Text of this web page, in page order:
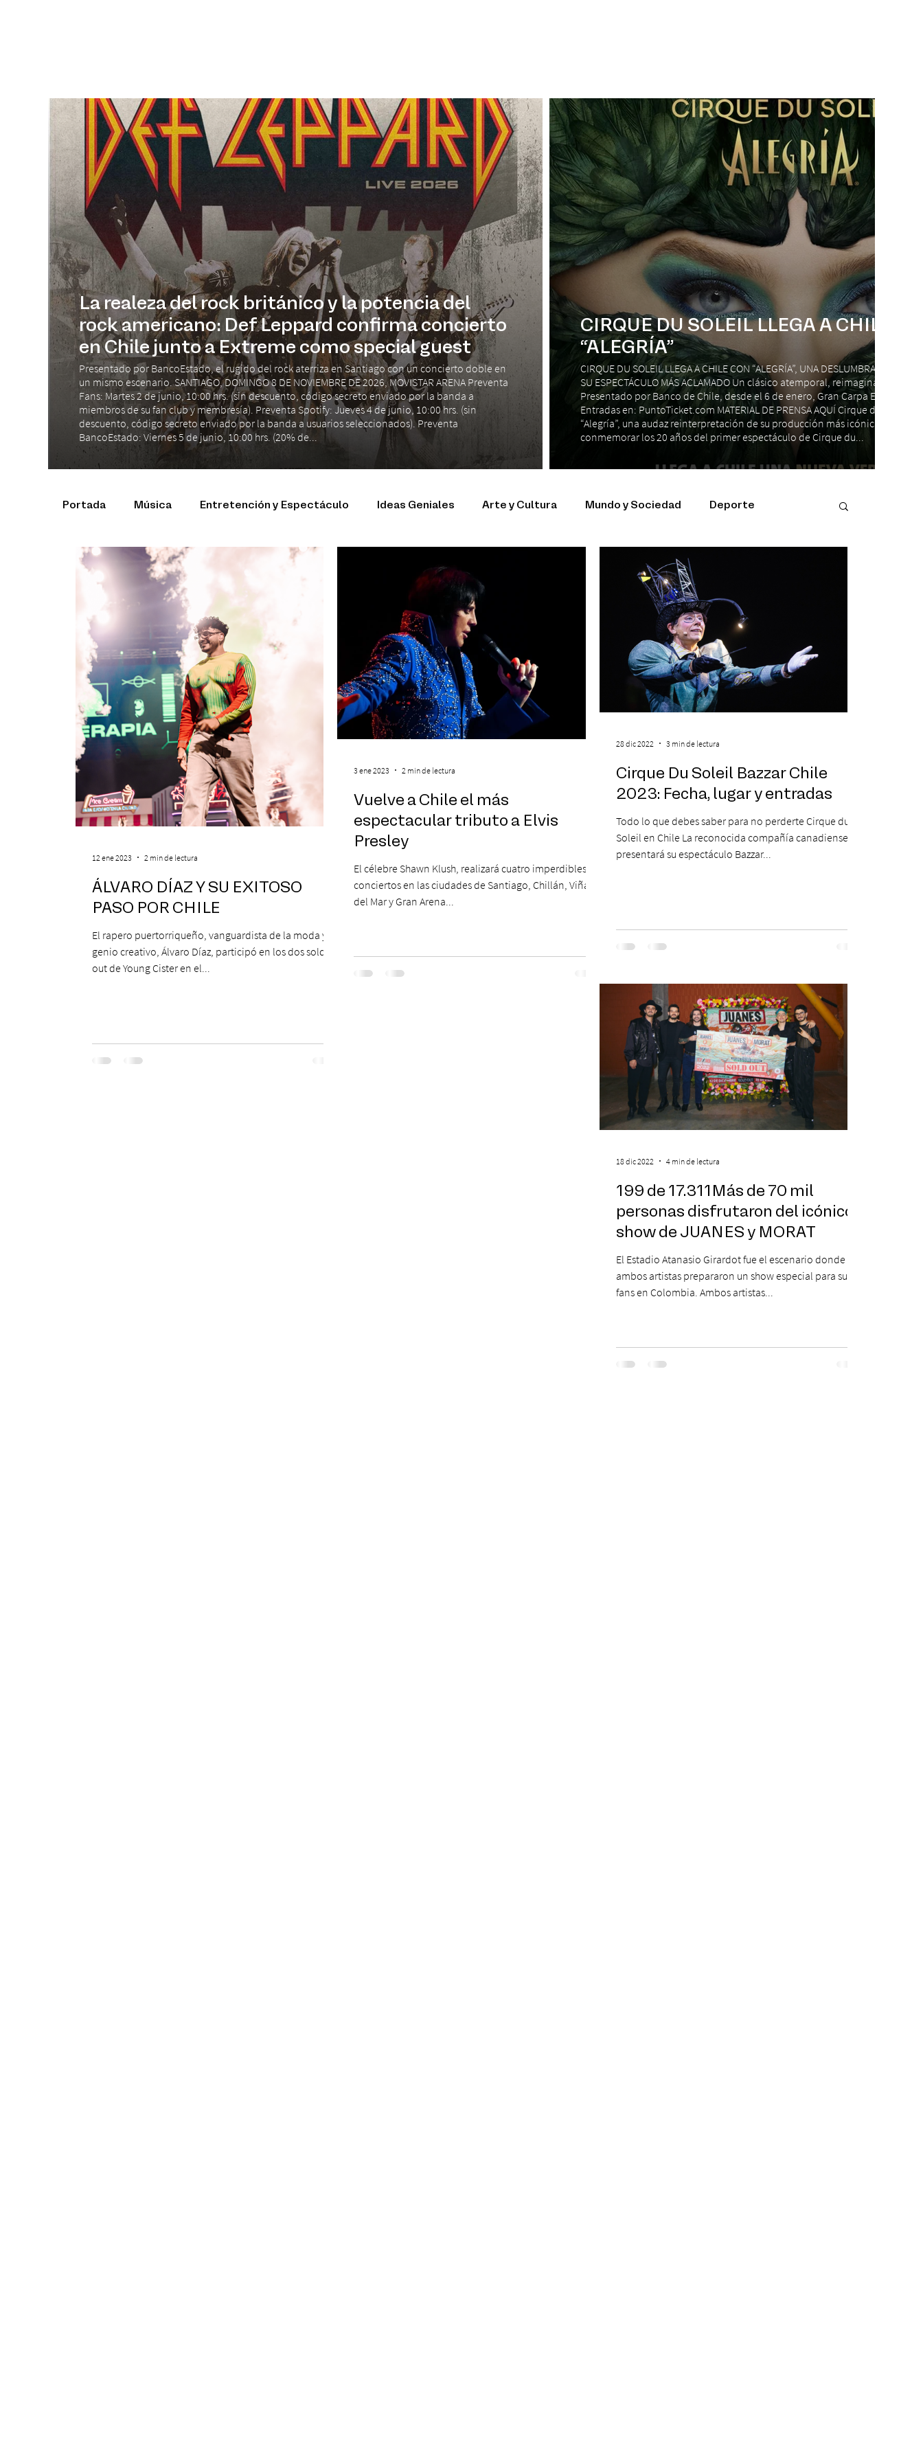
La realeza del rock británico y la potencia del
rock americano: Def Leppard confirma concierto
en Chile junto a Extreme como special guest
Presentado por BancoEstado, el rugido del rock aterriza en Santiago con un concierto doble en
un mismo escenario. SANTIAGO, DOMINGO 8 DE NOVIEMBRE DE 2026, MOVISTAR ARENA Preventa
Fans: Martes 2 de junio, 10:00 hrs. (sin descuento, código secreto enviado por la banda a
miembros de su fan club y membresía). Preventa Spotify: Jueves 4 de junio, 10:00 hrs. (sin
descuento, código secreto enviado por la banda a usuarios seleccionados). Preventa
BancoEstado: Viernes 5 de junio, 10:00 hrs. (20% de...
CIRQUE DU SOLEIL LLEGA A CHILE
“ALEGRÍA”
CIRQUE DU SOLEIL LLEGA A CHILE CON “ALEGRÍA”, UNA DESLUMBRANTE
SU ESPECTÁCULO MÁS ACLAMADO Un clásico atemporal, reimaginado para
Presentado por Banco de Chile, desde el 6 de enero, Gran Carpa Espacio
Entradas en: PuntoTicket.com MATERIAL DE PRENSA AQUÍ Cirque du Soleil
“Alegría”, una audaz reinterpretación de su producción más icónica,
conmemorar los 20 años del primer espectáculo de Cirque du...
Portada Música Entretención y Espectáculo Ideas Geniales Arte y Cultura Mundo y Sociedad Deporte
Productos y Marcas
ÁLVARO DÍAZ Y SU EXITOSO
PASO POR CHILE
El rapero puertorriqueño, vanguardista de la moda y
genio creativo, Álvaro Díaz, participó en los dos sold
out de Young Cister en el...
12 ene 2023 2 min de lectura
Vuelve a Chile el más
espectacular tributo a Elvis
Presley
El célebre Shawn Klush, realizará cuatro imperdibles
conciertos en las ciudades de Santiago, Chillán, Viña
del Mar y Gran Arena...
3 ene 2023 2 min de lectura
Cirque Du Soleil Bazzar Chile
2023: Fecha, lugar y entradas
Todo lo que debes saber para no perderte Cirque du
Soleil en Chile La reconocida compañía canadiense
presentará su espectáculo Bazzar...
28 dic 2022 3 min de lectura
199 de 17.311Más de 70 mil
personas disfrutaron del icónico
show de JUANES y MORAT
El Estadio Atanasio Girardot fue el escenario donde
ambos artistas prepararon un show especial para sus
fans en Colombia. Ambos artistas...
18 dic 2022 4 min de lectura